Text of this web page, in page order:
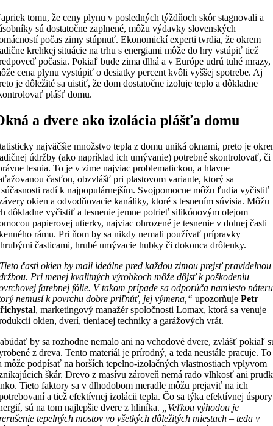
tomu, že ceny plynu v posledných týždňoch skôr stagnovali a
sú dostatočne zaplnené, môžu výdavky slovenských
počas zimy stúpnuť. Ekonomickí experti tvrdia, že okrem
krehkej situácie na trhu s energiami môže do hry vstúpiť tiež
počasia. Pokiaľ bude zima dlhá a v Európe udrú tuhé mrazy,
cena plynu vystúpiť o desiatky percent kvôli vyššej spotrebe. Aj
je dôležité sa uistiť, že dom dostatočne izoluje teplo a dôkladne
plášť domu.
a dvere ako izolácia plášťa domu
najväčšie množstvo tepla z domu uniká oknami, preto je
údržby (ako napríklad ich umývanie) potrebné skontrolovať, či
tesnia. To je v zime najviac problematickou, a hlavne
časťou, obzvlášť pri plastovom variante, ktorý sa
radí k najpopulárnejším. Svojpomocne môžu ľudia vyčistiť
okien a odvodňovacie kanáliky, ktoré s tesnením súvisia. Môžu
dôkladne vyčistiť a tesnenie jemne potrieť silikónovým olejom
papierovej utierky, najviac ohrozené je tesnenie v dolnej časti
rámu. Pri ňom by sa nikdy nemali používať prípravky
časticami, hrubé umývacie hubky či dokonca drôtenky.
Tieto časti okien by mali ideálne pred každou zimou prejsť pravidelnou
Pri menej kvalitných výrobkoch môže dôjsť k poškodeniu
farebnej fólie. V takom prípade sa odporúča namiesto
nemusí k povrchu dobre priľnúť, jej výmena,“ upozorňujePetr
, marketingový manažér spoločnosti Lomax, ktorá sa venuje
okien, dverí, tieniacej techniky a garážových vrát.
by sa rozhodne nemalo ani na vchodové dvere, zvlášť pokiaľ
z dreva. Tento materiál je prírodný, a teda neustále pracuje. To
môže podpísať na horších tepelno-izolačných vlastnostiach vplyvom
škár. Drevo z masívu zároveň nemá rado vlhkosť ani
Tieto faktory sa v dlhodobom meradle môžu prejaviť na ich
a tiež efektívnej izolácii tepla. Čo sa týka efektívnej úspory
sú na tom najlepšie dvere z hliníka.
„Veľkou výhodou je
tepelných mostov vo všetkých dôležitých miestach – teda v